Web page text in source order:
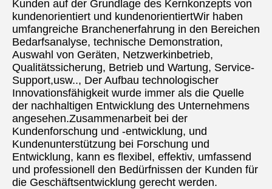
Kunden auf der Grundlage des Kernkonzepts von
kundenorientiert und kundenorientiertWir haben
umfangreiche Branchenerfahrung in den Bereichen
Bedarfsanalyse, technische Demonstration,
Auswahl von Geräten, Netzwerkinbetrieb,
Qualitätssicherung, Betrieb und Wartung, Service-
Support,usw.., Der Aufbau technologischer
Innovationsfähigkeit wurde immer als die Quelle
der nachhaltigen Entwicklung des Unternehmens
angesehen.Zusammenarbeit bei der
Kundenforschung und -entwicklung, und
Kundenunterstützung bei Forschung und
Entwicklung, kann es flexibel, effektiv, umfassend
und professionell den Bedürfnissen der Kunden für
die Geschäftsentwicklung gerecht werden.